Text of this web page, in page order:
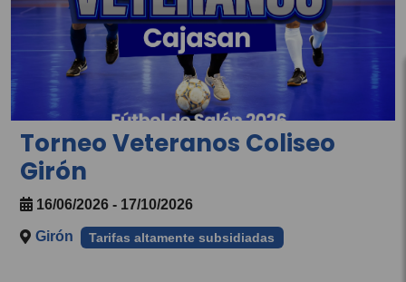
Torneo Veteranos Coliseo
Girón
16/06/2026 - 17/10/2026
Girón Tarifas altamente subsidiadas